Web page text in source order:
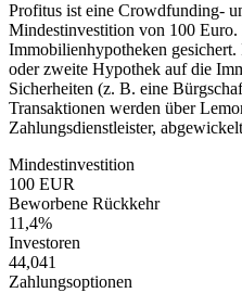
Profitus ist eine Crowdfunding-
Mindestinvestition von 100
Immobilienhypotheken
oder zweite Hypothek auf die
Sicherheiten (z. B. eine
Transaktionen werden über
Zahlungsdienstleister,
Mindestinvestition
100 EUR
Beworbene Rückkehr
11,4%
Investoren
44,041
Zahlungsoptionen